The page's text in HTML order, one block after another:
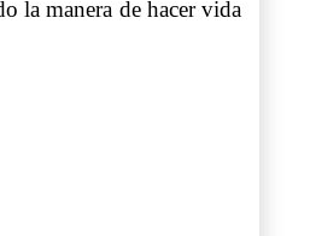
la manera de hacer vida